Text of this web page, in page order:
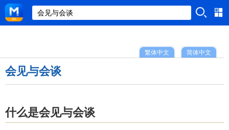
简体中文
繁体中文
会见与会谈
什么是会见与会谈